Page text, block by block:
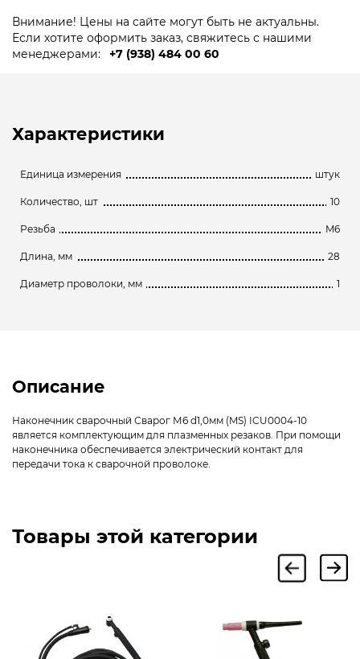
Внимание! Цены на сайте могут быть не актуальны.
Если хотите оформить заказ, свяжитесь с нашими
менеджерами:
+7 (938) 484 00 60
Характеристики
Единица измерения штук
Количество, шт 10
Резьба M6
Длина, мм 28
Диаметр проволоки, мм 1
Описание
Наконечник сварочный Сварог М6 d1,0мм (MS) ICU0004-10
является комплектующим для плазменных резаков. При помощи
наконечника обеспечивается электрический контакт для
передачи тока к сварочной проволоке.
Товары этой категории